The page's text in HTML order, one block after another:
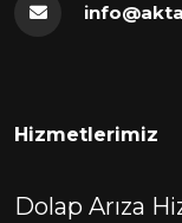
Hizmetlerimiz
Dolap Arıza